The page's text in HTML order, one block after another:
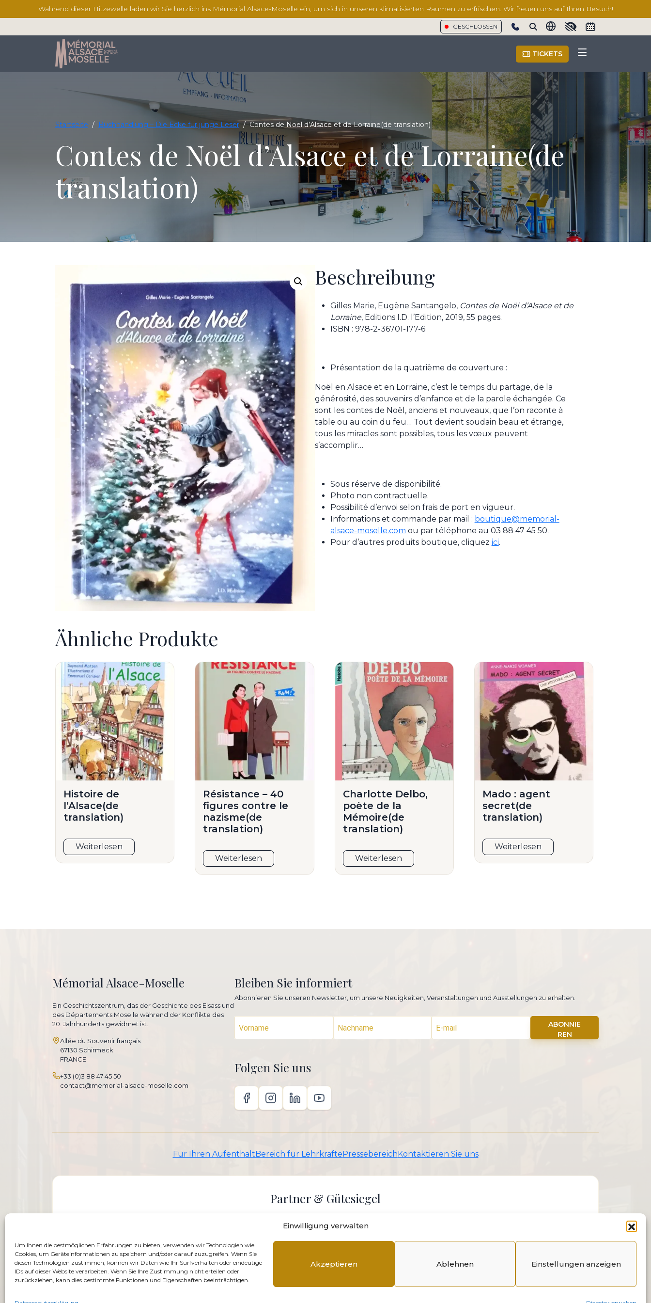
Einwilligung verwalten
Um Ihnen die bestmöglichen Erfahrungen zu bieten, verwenden wir Technologien wie
Cookies, um Geräteinformationen zu speichern und/oder darauf zuzugreifen. Wenn Sie
diesen Technologien zustimmen, können wir Daten wie Ihr Surfverhalten oder eindeutige
IDs auf dieser Website verarbeiten. Wenn Sie Ihre Zustimmung nicht erteilen oder
zurückziehen, kann dies bestimmte Funktionen und Eigenschaften beeinträchtigen.
Akzeptieren Ablehnen Einstellungen anzeigen
Während dieser Hitzewelle laden wir Sie herzlich ins Mémorial Alsace-Moselle ein, um sich in unseren klimatisierten Räumen zu erfrischen. Wir freuen uns auf Ihren Besuch!
GESCHLOSSEN
Show phone number
TICKETS
Startseite / Buchhandlung – Die Ecke für junge Leser / Contes de Noël d’Alsace et de Lorraine(de translation)
Contes de Noël d’Alsace et de Lorraine(de
translation)
Beschreibung
Gilles Marie, Eugène Santangelo, Contes de Noël d’Alsace et de
Lorraine, Editions I.D. l’Edition, 2019, 55 pages.
ISBN : 978-2-36701-177-6
Présentation de la quatrième de couverture :
Noël en Alsace et en Lorraine, c’est le temps du partage, de la
générosité, des souvenirs d’enfance et de la parole échangée. Ce
sont les contes de Noël, anciens et nouveaux, que l’on raconte à
table ou au coin du feu… Tout devient soudain beau et étrange,
tous les miracles sont possibles, tous les vœux peuvent
s’accomplir…
Sous réserve de disponibilité.
Photo non contractuelle.
Possibilité d’envoi selon frais de port en vigueur.
Informations et commande par mail : boutique@memorial-
alsace-moselle.com ou par téléphone au 03 88 47 45 50.
Pour d’autres produits boutique, cliquez ici.
Ähnliche Produkte
Histoire de
l’Alsace(de
translation)
Weiterlesen
Résistance – 40
figures contre le
nazisme(de
translation)
Weiterlesen
Charlotte Delbo,
poète de la
Mémoire(de
translation)
Weiterlesen
Mado : agent
secret(de
translation)
Weiterlesen
Mémorial Alsace-Moselle
Ein Geschichtszentrum, das der Geschichte des Elsass und
des Départements Moselle während der Konflikte des
20. Jahrhunderts gewidmet ist.
Allée du Souvenir français
67130 Schirmeck
FRANCE
+33 (0)3 88 47 45 50
contact@memorial-alsace-moselle.com
Bleiben Sie informiert
Abonnieren Sie unseren Newsletter, um unsere Neuigkeiten, Veranstaltungen und Ausstellungen zu erhalten.
ABONNIE
REN
Folgen Sie uns
Für Ihren Aufenthalt Bereich für Lehrkräfte Pressebereich Kontaktieren Sie uns
Partner & Gütesiegel